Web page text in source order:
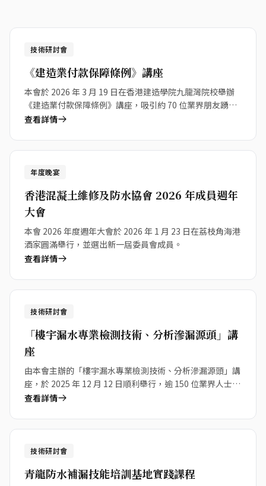
19
技術研討會
《建造業付款保障條例》講座
本會於 2026 年 3 月 19 日在香港建造學院九龍灣院校舉辦
《建造業付款保障條例》講座，吸引約 70 位業界朋友踴躍
參加。
查看詳情
23
年度晚宴
香港混凝土維修及防水協會 2026 年成員週年
大會
本會 2026 年度週年大會於 2026 年 1 月 23 日在荔枝角海港
酒家圓滿舉行，並選出新一屆委員會成員。
查看詳情
12
技術研討會
「樓宇漏水專業檢測技術、分析滲漏源頭」講
座
由本會主辦的「樓宇漏水專業檢測技術、分析滲漏源頭」講
座，於 2025 年 12 月 12 日順利舉行，逾 150 位業界人士出
席。
查看詳情
15
技術研討會
青龍防水補漏技能培訓基地實踐課程